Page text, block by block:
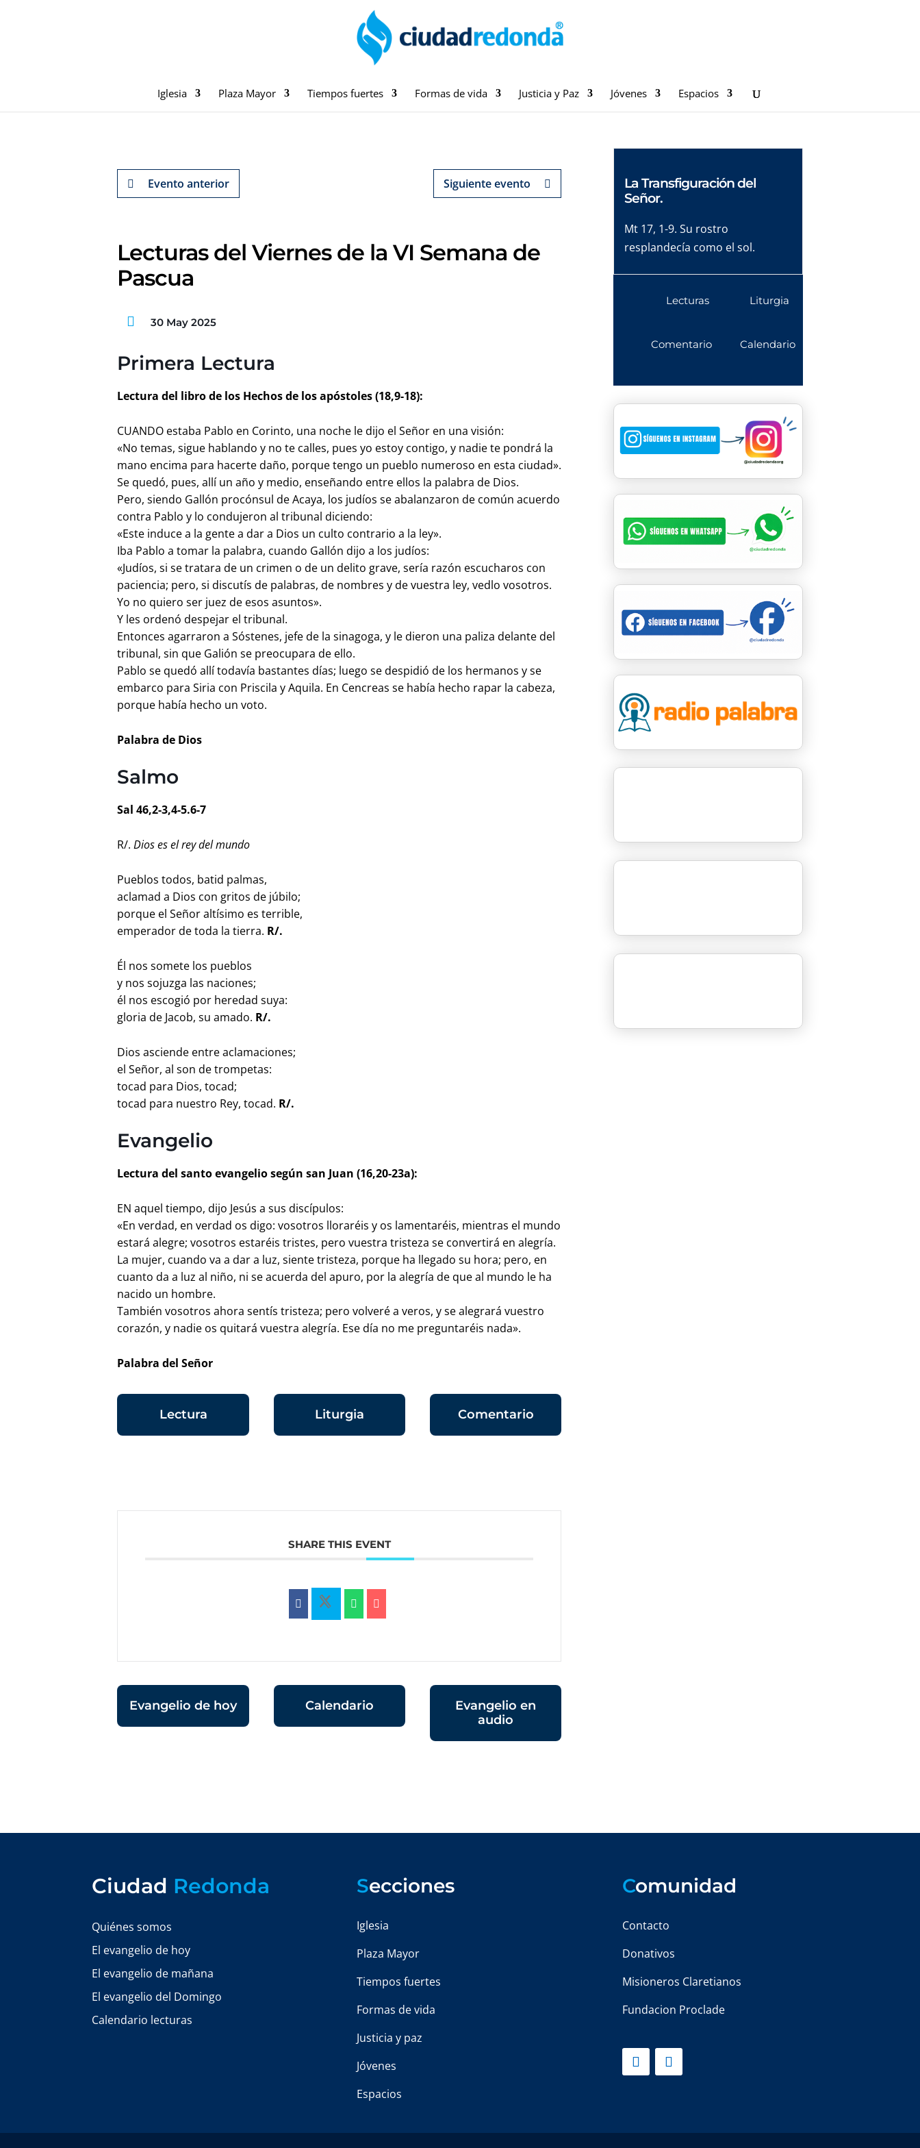
Iglesia Plaza Mayor Tiempos fuertes Formas de vida Justicia y Paz Jóvenes Espacios
Evento anterior Siguiente evento
Lecturas del Viernes de la VI Semana de
Pascua
30 May 2025
Primera Lectura
Lectura del libro de los Hechos de los apóstoles (18,9-18):
CUANDO estaba Pablo en Corinto, una noche le dijo el Señor en una visión:
«No temas, sigue hablando y no te calles, pues yo estoy contigo, y nadie te pondrá la
mano encima para hacerte daño, porque tengo un pueblo numeroso en esta ciudad».
Se quedó, pues, allí un año y medio, enseñando entre ellos la palabra de Dios.
Pero, siendo Gallón procónsul de Acaya, los judíos se abalanzaron de común acuerdo
contra Pablo y lo condujeron al tribunal diciendo:
«Este induce a la gente a dar a Dios un culto contrario a la ley».
Iba Pablo a tomar la palabra, cuando Gallón dijo a los judíos:
«Judíos, si se tratara de un crimen o de un delito grave, sería razón escucharos con
paciencia; pero, si discutís de palabras, de nombres y de vuestra ley, vedlo vosotros.
Yo no quiero ser juez de esos asuntos».
Y les ordenó despejar el tribunal.
Entonces agarraron a Sóstenes, jefe de la sinagoga, y le dieron una paliza delante del
tribunal, sin que Galión se preocupara de ello.
Pablo se quedó allí todavía bastantes días; luego se despidió de los hermanos y se
embarco para Siria con Priscila y Aquila. En Cencreas se había hecho rapar la cabeza,
porque había hecho un voto.
Palabra de Dios
Salmo
Sal 46,2-3,4-5.6-7
R/.Dios es el rey del mundo
Pueblos todos, batid palmas,
aclamad a Dios con gritos de júbilo;
porque el Señor altísimo es terrible,
emperador de toda la tierra. R/.
Él nos somete los pueblos
y nos sojuzga las naciones;
él nos escogió por heredad suya:
gloria de Jacob, su amado. R/.
Dios asciende entre aclamaciones;
el Señor, al son de trompetas:
tocad para Dios, tocad;
tocad para nuestro Rey, tocad. R/.
Evangelio
Lectura del santo evangelio según san Juan (16,20-23a):
EN aquel tiempo, dijo Jesús a sus discípulos:
«En verdad, en verdad os digo: vosotros lloraréis y os lamentaréis, mientras el mundo
estará alegre; vosotros estaréis tristes, pero vuestra tristeza se convertirá en alegría.
La mujer, cuando va a dar a luz, siente tristeza, porque ha llegado su hora; pero, en
cuanto da a luz al niño, ni se acuerda del apuro, por la alegría de que al mundo le ha
nacido un hombre.
También vosotros ahora sentís tristeza; pero volveré a veros, y se alegrará vuestro
corazón, y nadie os quitará vuestra alegría. Ese día no me preguntaréis nada».
Palabra del Señor
Lectura Liturgia Comentario
SHARE THIS EVENT
Evangelio de hoy Calendario
Evangelio en
audio
La Transfiguración del
Señor.
Mt 17, 1-9. Su rostro
resplandecía como el sol.
Lecturas
Comentario
Liturgia
Calendario
Ciudad Redonda
Quiénes somos
El evangelio de hoy
El evangelio de mañana
El evangelio del Domingo
Calendario lecturas
Secciones
Iglesia
Plaza Mayor
Tiempos fuertes
Formas de vida
Justicia y paz
Jóvenes
Espacios
Comunidad
Contacto
Donativos
Misioneros Claretianos
Fundacion Proclade